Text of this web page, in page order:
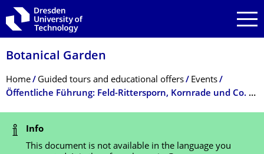
Skip to main navigation
Skip to search
Skip to content
Botanical Garden
Breadcrumb Menu
Home Guided tours and educational offers
Events
Öffentliche Führung: Feld-Rittersporn, Kornrade und Co. - bedrohte Ackerwildkräuter in Sachsen
Status Message
Info
This document is not available in the language you